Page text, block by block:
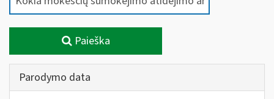
Paieška
Parodymo data